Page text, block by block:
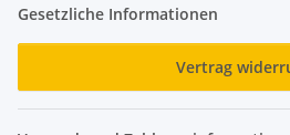
Gesetzliche Informationen
Vertrag